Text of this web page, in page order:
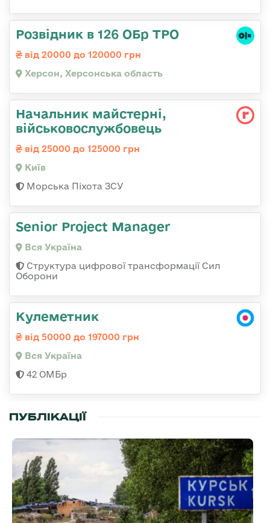
Розвідник в 126 ОБр ТРО
від 20000 до 120000 грн
Херсон, Херсонська область
Начальник майстерні,
військовослужбовець
від 25000 до 125000 грн
Київ
Морська Піхота ЗСУ
Senior Project Manager
Вся Україна
Структура цифрової трансформації Сил
Оборони
Кулеметник
від 50000 до 197000 грн
Вся Україна
42 ОМБр
ПУБЛІКАЦІЇ